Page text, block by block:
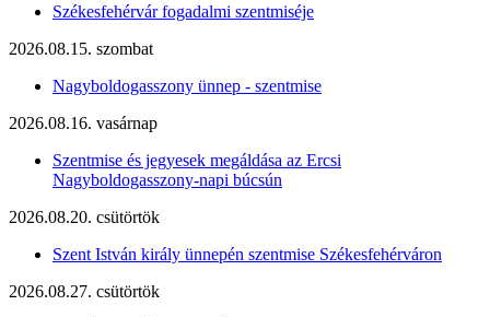
Székesfehérvár fogadalmi szentmiséje
2026.08.15. szombat
Nagyboldogasszony ünnep - szentmise
2026.08.16. vasárnap
Szentmise és jegyesek megáldása az Ercsi
Nagyboldogasszony-napi búcsún
2026.08.20. csütörtök
Szent István király ünnepén szentmise Székesfehérváron
2026.08.27. csütörtök